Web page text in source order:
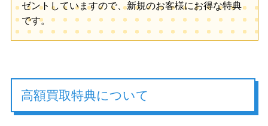
ゼントしていますので、新規のお客様にお得な特典
です。
高額買取特典について